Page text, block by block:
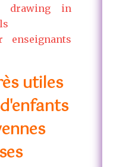
drawing in
enseignants
utiles